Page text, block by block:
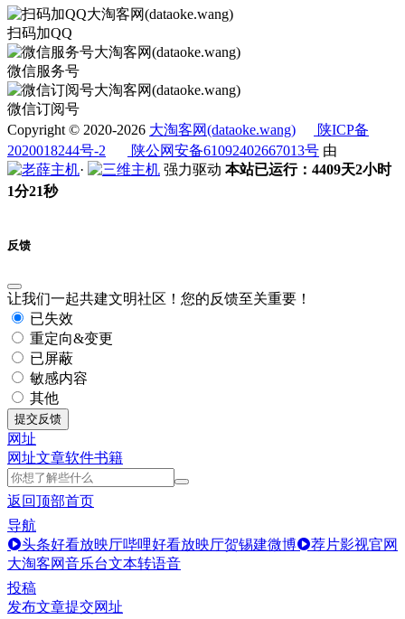
扫码加QQ
微信服务号
微信订阅号
Copyright © 2020-2026 大淘客网(dataoke.wang)
陕ICP备
2020018244号-2
陕公网安备61092402667013号 由
·
强力驱动 本站已运行：4409天2小时
1分22秒
反馈
让我们一起共建文明社区！您的反馈至关重要！
已失效
重定向&变更
已屏蔽
敏感内容
其他
提交反馈
网址
网址文章软件书籍
返回顶部首页
导航
头条好看放映厅哔哩好看放映厅贺锡建微博
荐片影视官网
大淘客网音乐台文本转语音
投稿
发布文章提交网址